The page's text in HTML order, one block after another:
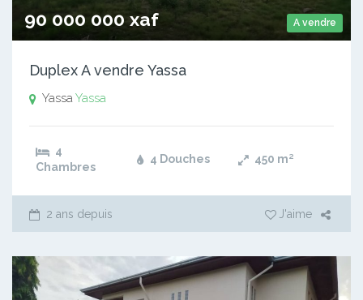
A vendre
90 000 000 xaf
Duplex A vendre Yassa
YassaYassa
4
Chambres
4 Douches 450 m²
2 ans depuis J'aime